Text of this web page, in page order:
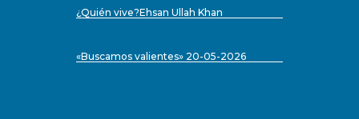
¿Quién vive?Ehsan Ullah Khan
«Buscamos valientes» 20-05-2026